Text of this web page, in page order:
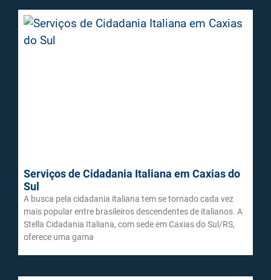
Serviços de Cidadania Italiana em Caxias do
Sul
A busca pela cidadania italiana tem se tornado cada vez
mais popular entre brasileiros descendentes de italianos. A
Stella Cidadania Italiana, com sede em Caxias do Sul/RS,
oferece uma gama